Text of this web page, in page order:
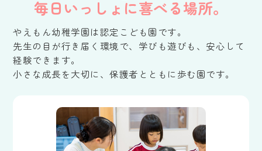
毎日いっしょに喜べる場所。
やえもん幼稚学園は認定こども園です。
先生の目が行き届く環境で、学びも遊びも、安心して
経験できます。
小さな成長を大切に、保護者とともに歩む園です。